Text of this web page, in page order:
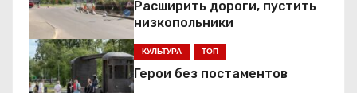
а
ц
и
Расширить дороги, пустить
низкопольники
КУЛЬТУРА ТОП
Герои без постаментов